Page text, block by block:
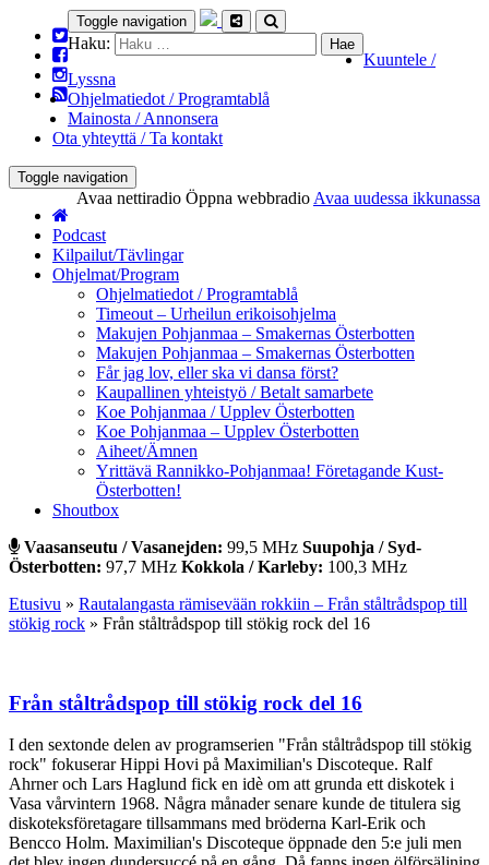
Toggle navigation
Haku:
Kuuntele /
Lyssna
Ohjelmatiedot / Programtablå
Mainosta / Annonsera
Ota yhteyttä / Ta kontakt
Toggle navigation
Avaa nettiradio Öppna webbradio Avaa uudessa ikkunassa
Podcast
Kilpailut/Tävlingar
Ohjelmat/Program
Ohjelmatiedot / Programtablå
Timeout – Urheilun erikoisohjelma
Makujen Pohjanmaa – Smakernas Österbotten
Makujen Pohjanmaa – Smakernas Österbotten
Får jag lov, eller ska vi dansa först?
Kaupallinen yhteistyö / Betalt samarbete
Koe Pohjanmaa / Upplev Österbotten
Koe Pohjanmaa – Upplev Österbotten
Aiheet/Ämnen
Yrittävä Rannikko-Pohjanmaa! Företagande Kust-
Österbotten!
Shoutbox
Vaasanseutu / Vasanejden: 99,5 MHz Suupohja / Syd-
Österbotten: 97,7 MHz Kokkola / Karleby: 100,3 MHz
Etusivu » Rautalangasta rämisevään rokkiin – Från ståltrådspop till
stökig rock » Från ståltrådspop till stökig rock del 16
Från ståltrådspop till stökig rock del 16
I den sextonde delen av programserien "Från ståltrådspop till stökig
rock" fokuserar Hippi Hovi på Maximilian's Discoteque. Ralf
Ahrner och Lars Haglund fick en idè om att grunda ett diskotek i
Vasa vårvintern 1968. Några månader senare kunde de titulera sig
diskoteksföretagare tillsammans med bröderna Karl-Erik och
Bencco Holm. Maximilian's Discoteque öppnade den 5:e juli men